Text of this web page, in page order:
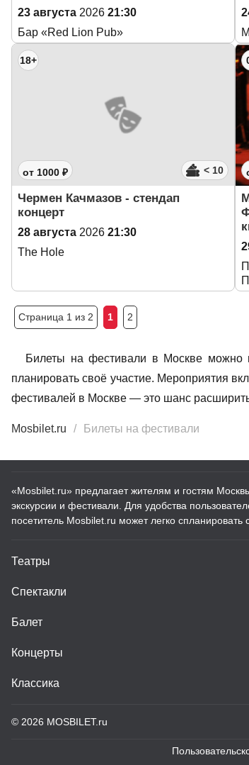
23 августа 2026 21:30
Бар «Red Lion Pub»
18+
от 1000 ₽ < 10
Чермен Качмазов - стендап
концерт
28 августа 2026 21:30
The Hole
Страница 1 из 2 1 2
Билеты на фестивали в Москве можно
планировать своё участие. Мероприятия
фестивалей в Москве — это шанс
Mosbilet.ru Билеты на фестивали
«Mosbilet.ru» предлагает жителям и гостям
экскурсии и фестивали. Для удобства
посетитель Mosbilet.ru может легко
Театры
Спектакли
Балет
Концерты
Классика
© 2026 MOSBILET.ru